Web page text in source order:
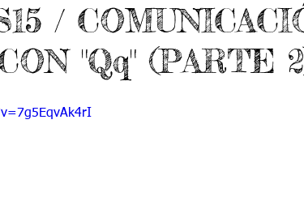
10 Grado 11
Jardín-2020
/
"Qq" (PARTE